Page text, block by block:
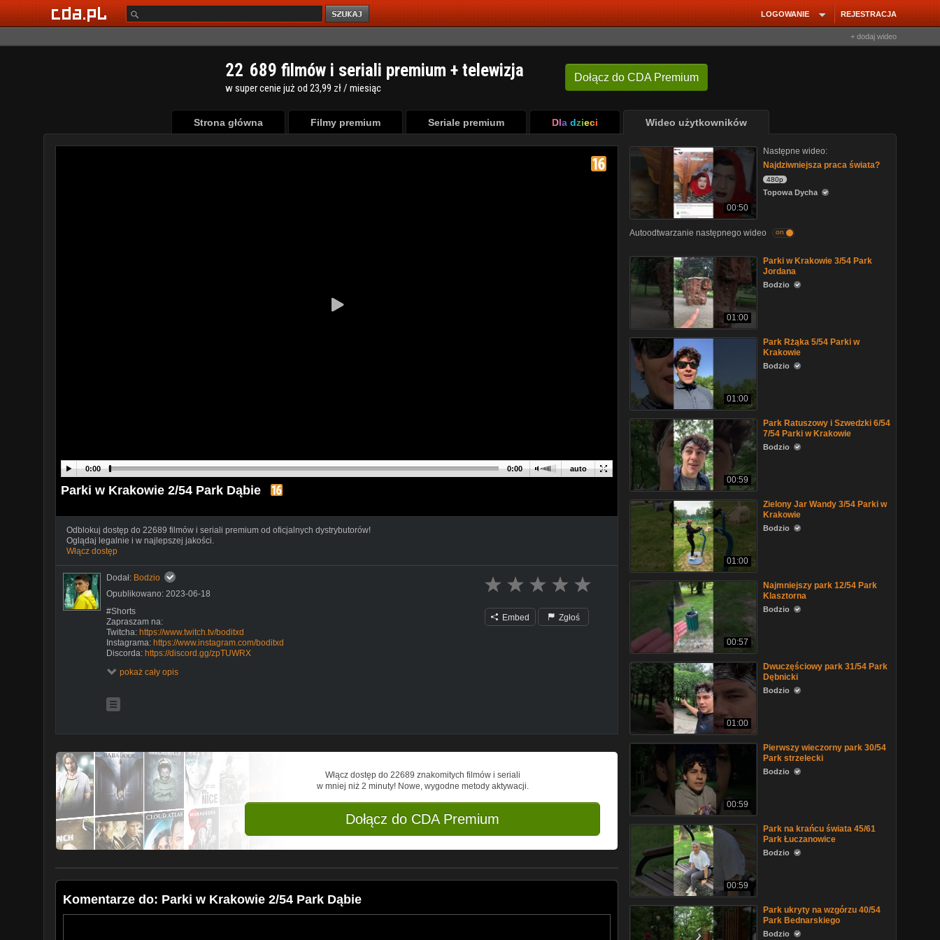
REJESTRACJA
LOGOWANIE
+ dodaj wideo
Dołącz do CDA Premium
22 689 filmów i seriali premium + telewizja
w super cenie już od 23,99 zł / miesiąc
Strona główna Filmy premium Seriale premium Dla dzieci Wideo użytkowników
auto
0:00 0:00
Parki w Krakowie 2/54 Park Dąbie
Odblokuj dostęp do 22689 filmów i seriali premium od oficjalnych dystrybutorów!
Oglądaj legalnie i w najlepszej jakości.
Włącz dostęp
Dodał: Bodzio
Opublikowano: 2023-06-18
#Shorts
Zapraszam na:
Twitcha: https://www.twitch.tv/boditxd
Instagrama: https://www.instagram.com/boditxd
Discorda: https://discord.gg/zpTUWRX
boditxd@gmail.com
pokaż cały opis
Embed Zgłoś
Włącz dostęp do 22689 znakomitych filmów i seriali
w mniej niż 2 minuty! Nowe, wygodne metody aktywacji.
Dołącz do CDA Premium
Komentarze do: Parki w Krakowie 2/54 Park Dąbie
00:50
Następne wideo:
Najdziwniejsza praca świata?
480p
Topowa Dycha
Autoodtwarzanie następnego wideo on
01:00
Parki w Krakowie 3/54 Park
Jordana
Bodzio
01:00
Park Rżąka 5/54 Parki w
Krakowie
Bodzio
00:59
Park Ratuszowy i Szwedzki 6/54
7/54 Parki w Krakowie
Bodzio
01:00
Zielony Jar Wandy 3/54 Parki w
Krakowie
Bodzio
00:57
Najmniejszy park 12/54 Park
Klasztorna
Bodzio
01:00
Dwuczęściowy park 31/54 Park
Dębnicki
Bodzio
00:59
Pierwszy wieczorny park 30/54
Park strzelecki
Bodzio
00:59
Park na krańcu świata 45/61
Park Łuczanowice
Bodzio
Park ukryty na wzgórzu 40/54
Park Bednarskiego
Bodzio